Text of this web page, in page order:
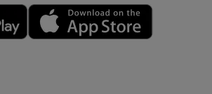
Play market